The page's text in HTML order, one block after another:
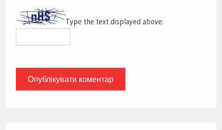
Type the text displayed above: